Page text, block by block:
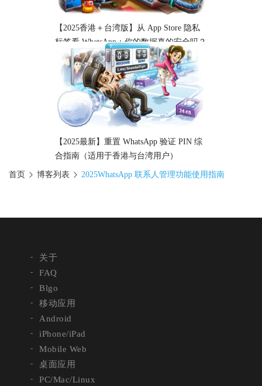
【2025香港＋台湾版】从 App Store 隐私
标签看 WhatsApp：你的数据真的安全吗？
【2025最新】重置 WhatsApp 验证 PIN 综
合指南（适用于香港与台湾用户）
首页 博客列表 2025WhatsApp 联系人管理功能使用指南
关于
FAQ
Blgo
移动应用
Android
iPhone/iPad
Mobile Web
桌面应用
PC/Mac/Linux